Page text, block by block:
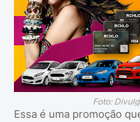
Foto:
Essa é uma promoção